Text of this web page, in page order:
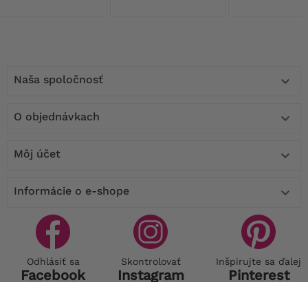
Naša spoločnosť 
O objednávkach 
Môj účet 
Informácie o e-shope 
Odhlásiť sa
Facebook
Skontrolovať
Instagram
Inšpirujte sa ďalej
Pinterest